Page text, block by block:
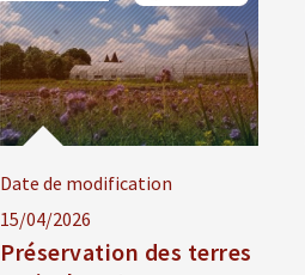
Date de modification
15/04/2026
Préservation des terres